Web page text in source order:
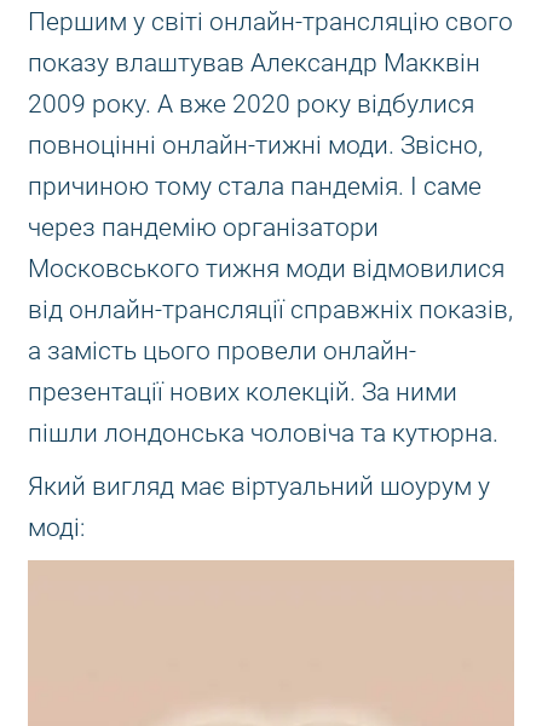
Першим у світі онлайн-трансляцію свого
показу влаштував Александр Макквін
2009 року. А вже 2020 року відбулися
повноцінні онлайн-тижні моди. Звісно,
причиною тому стала пандемія. І саме
через пандемію організатори
Московського тижня моди відмовилися
від онлайн-трансляції справжніх показів,
а замість цього провели онлайн-
презентації нових колекцій. За ними
пішли лондонська чоловіча та кутюрна.
Який вигляд має віртуальний шоурум у
моді: